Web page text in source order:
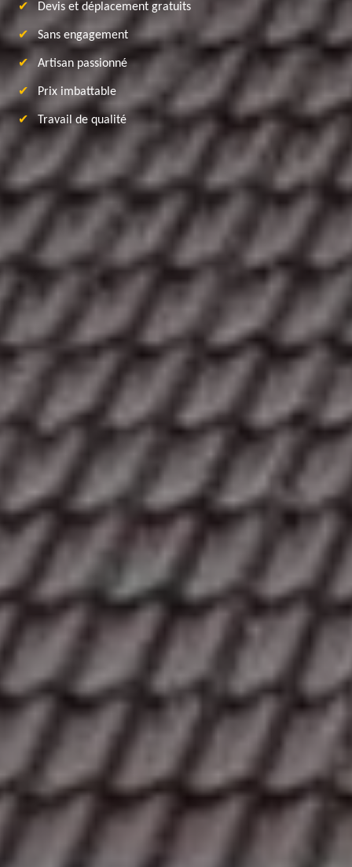
Devis et déplacement gratuits
Sans engagement
Artisan passionné
Prix imbattable
Travail de qualité